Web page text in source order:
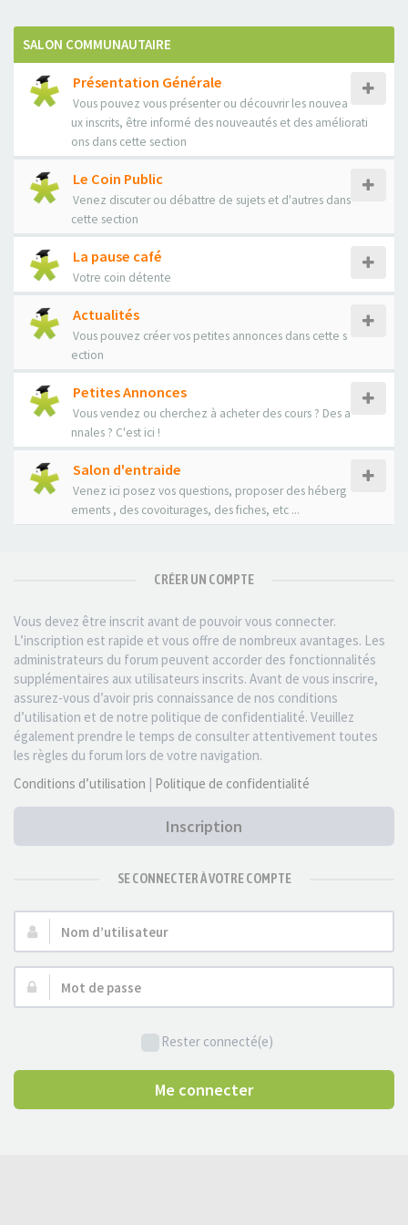
SALON COMMUNAUTAIRE
Présentation Générale
Vous pouvez vous présenter ou découvrir les nouvea
ux inscrits, être informé des nouveautés et des améliorati
ons dans cette section
Le Coin Public
Venez discuter ou débattre de sujets et d'autres dans
cette section
La pause café
Votre coin détente
Actualités
Vous pouvez créer vos petites annonces dans cette s
ection
Petites Annonces
Vous vendez ou cherchez à acheter des cours ? Des a
nnales ? C'est ici !
Salon d'entraide
Venez ici posez vos questions, proposer des héberg
ements , des covoiturages, des fiches, etc ...
CRÉER UN COMPTE
Vous devez être inscrit avant de pouvoir vous connecter.
L’inscription est rapide et vous offre de nombreux avantages. Les
administrateurs du forum peuvent accorder des fonctionnalités
supplémentaires aux utilisateurs inscrits. Avant de vous inscrire,
assurez-vous d’avoir pris connaissance de nos conditions
d’utilisation et de notre politique de confidentialité. Veuillez
également prendre le temps de consulter attentivement toutes
les règles du forum lors de votre navigation.
Conditions d’utilisation | Politique de confidentialité
Inscription
SE CONNECTER À VOTRE COMPTE
Nom
d’utilisateur :
Mot
de
Rester connecté(e)
Me connecter